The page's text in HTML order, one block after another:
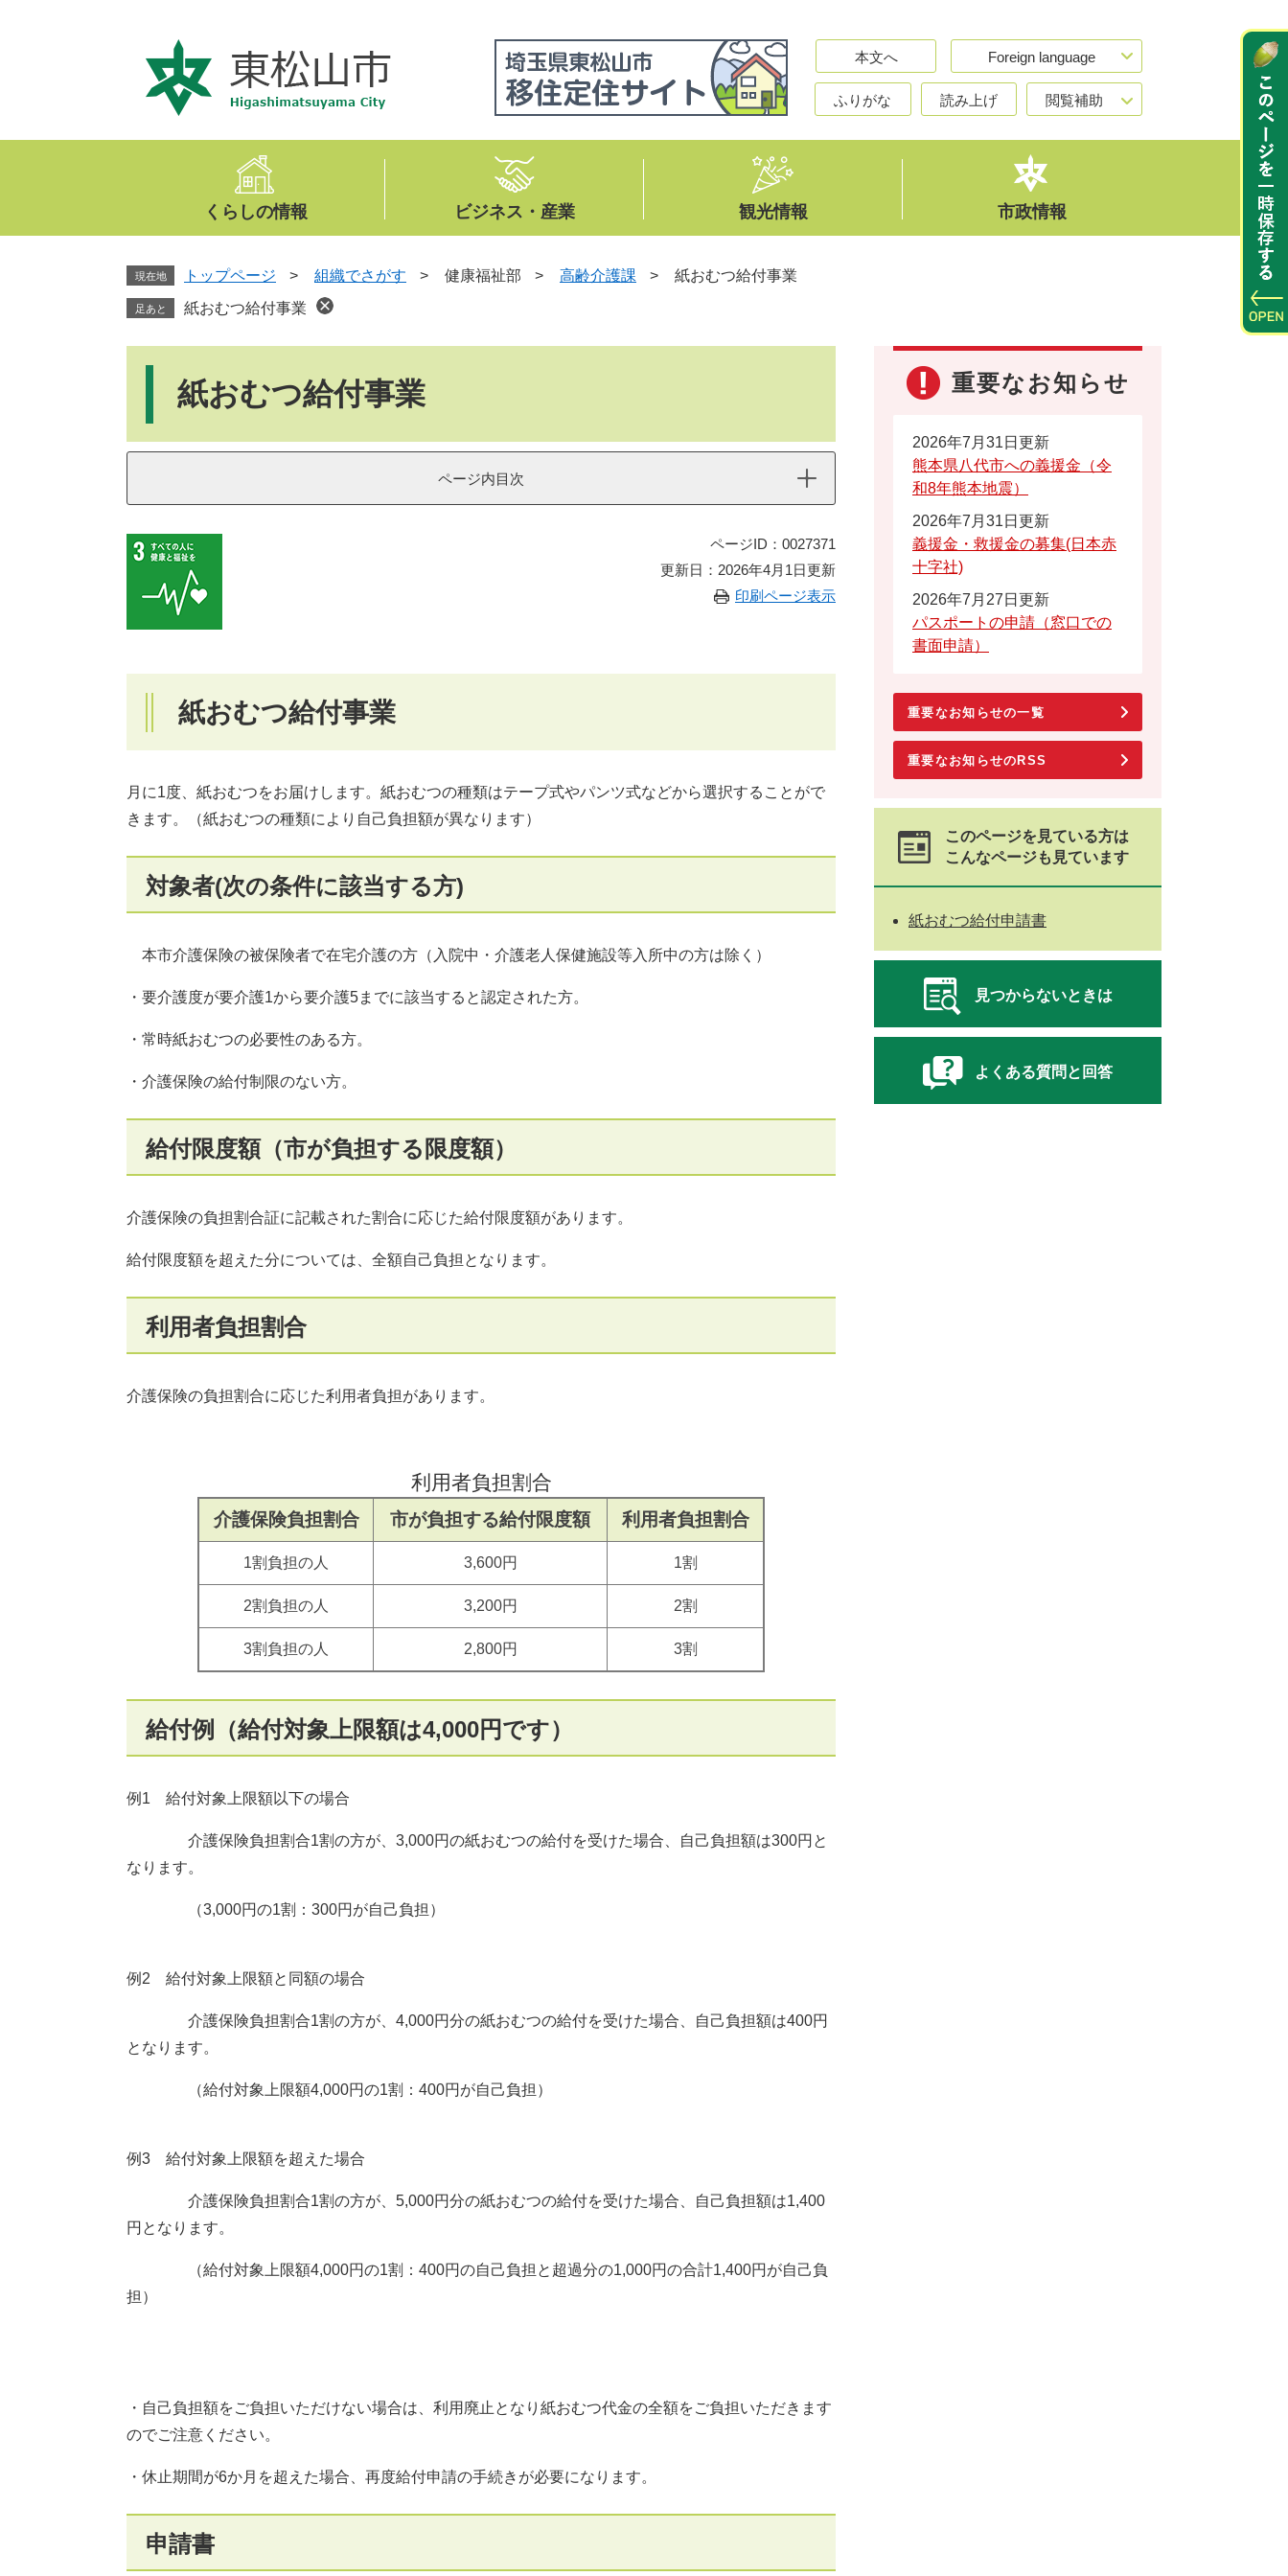
文
本文へ Foreign language
ふりがな 読み上げ 閲覧補助
くらしの情報 ビジネス・産業 観光情報 市政情報
現在地 トップページ > 組織でさがす > 健康福祉部 > 高齢介護課 > 紙おむつ給付事業
足あと 紙おむつ給付事業
紙おむつ給付事業
ページ内目次
ページID：0027371
更新日：2026年4月1日更新
印刷ページ表示
紙おむつ給付事業
月に1度、紙おむつをお届けします。紙おむつの種類はテープ式やパンツ式などから選択することがで
きます。（紙おむつの種類により自己負担額が異なります）
対象者(次の条件に該当する方)
本市介護保険の被保険者で在宅介護の方（入院中・介護老人保健施設等入所中の方は除く）
・要介護度が要介護1から要介護5までに該当すると認定された方。
・常時紙おむつの必要性のある方。
・介護保険の給付制限のない方。
給付限度額（市が負担する限度額）
介護保険の負担割合証に記載された割合に応じた給付限度額があります。
給付限度額を超えた分については、全額自己負担となります。
利用者負担割合
介護保険の負担割合に応じた利用者負担があります。
利用者負担割合
介護保険負担割合 市が負担する給付限度額 利用者負担割合
1割負担の人 3,600円 1割
2割負担の人 3,200円 2割
3割負担の人 2,800円 3割
給付例（給付対象上限額は4,000円です）
例1 給付対象上限額以下の場合
介護保険負担割合1割の方が、3,000円の紙おむつの給付を受けた場合、自己負担額は300円と
なります。
（3,000円の1割：300円が自己負担）
例2 給付対象上限額と同額の場合
介護保険負担割合1割の方が、4,000円分の紙おむつの給付を受けた場合、自己負担額は400円
となります。
（給付対象上限額4,000円の1割：400円が自己負担）
例3 給付対象上限額を超えた場合
介護保険負担割合1割の方が、5,000円分の紙おむつの給付を受けた場合、自己負担額は1,400
円となります。
（給付対象上限額4,000円の1割：400円の自己負担と超過分の1,000円の合計1,400円が自己負
担）
・自己負担額をご負担いただけない場合は、利用廃止となり紙おむつ代金の全額をご負担いただきます
のでご注意ください。
・休止期間が6か月を超えた場合、再度給付申請の手続きが必要になります。
申請書
重要なお知らせ
2026年7月31日更新
熊本県八代市への義援金（令
和8年熊本地震）
2026年7月31日更新
義援金・救援金の募集(日本赤
十字社)
2026年7月27日更新
パスポートの申請（窓口での
書面申請）
重要なお知らせの一覧
重要なお知らせのRSS
このページを見ている方は
こんなページも見ています
紙おむつ給付申請書
見つからないときは
よくある質問と回答